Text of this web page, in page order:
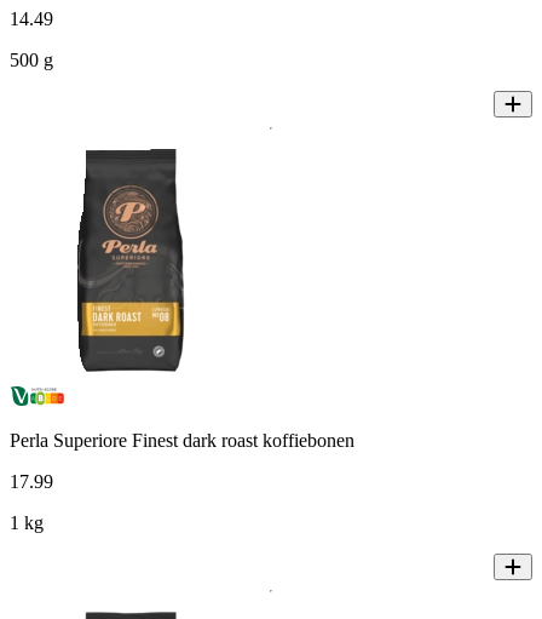
14.49
500 g
Perla Superiore Finest dark roast koffiebonen
17.99
1 kg